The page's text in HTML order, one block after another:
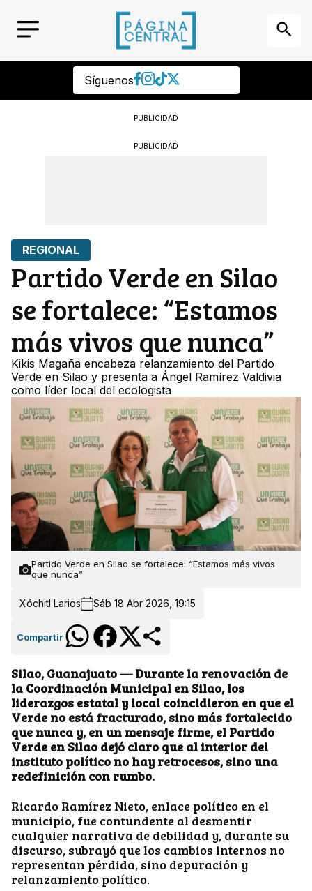
Síguenos
PUBLICIDAD
PUBLICIDAD
REGIONAL
Partido Verde en Silao
se fortalece: “Estamos
más vivos que nunca”
Kikis Magaña encabeza relanzamiento del Partido
Verde en Silao y presenta a Ángel Ramírez Valdivia
como líder local del ecologista
Partido Verde en Silao se fortalece: “Estamos más vivos
que nunca”
Xóchitl Larios Sáb 18 Abr 2026, 19:15
Compartir
Silao, Guanajuato — Durante la renovación de
la Coordinación Municipal en Silao, los
liderazgos estatal y local coincidieron en que el
Verde no está fracturado, sino más fortalecido
que nunca y, en un mensaje firme, el Partido
Verde en Silao dejó claro que al interior del
instituto político no hay retrocesos, sino una
redefinición con rumbo.
Ricardo Ramírez Nieto, enlace político en el
municipio, fue contundente al desmentir
cualquier narrativa de debilidad y, durante su
discurso, subrayó que los cambios internos no
representan pérdida, sino depuración y
relanzamiento político.